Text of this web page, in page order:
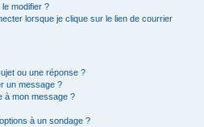
modifier ?
lorsque je clique sur le lien de courrier
ou une réponse ?
un message ?
à mon message ?
à un sondage ?